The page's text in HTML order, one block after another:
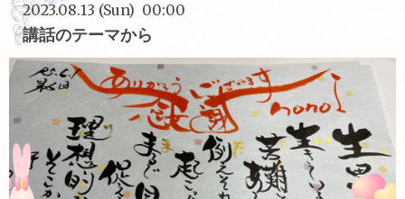
2023.08.13 (Sun) 00:00
講話のテーマから